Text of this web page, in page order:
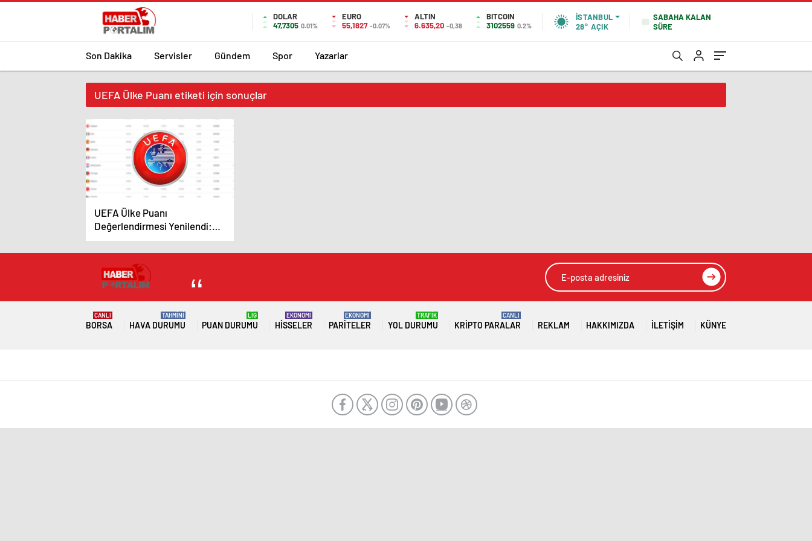
DOLAR
47,7305 0.01%
EURO
55,1827 -0.07%
ALTIN
6.635,20 -0,38
BITCOIN
3102559 0.2%
İSTANBUL
28° AÇIK
SABAHA KALAN
SÜRE
Son Dakika Servisler Gündem Spor Yazarlar
UEFA Ülke Puanı etiketi için sonuçlar
UEFA Ülke Puanı
Değerlendirmesi Yenilendi:
Türkiye Sıralamada Hangi İlk
Sırada Yer Alıyor?
BORSA
CANLI
HAVA DURUMU
TAHMİNİ
PUAN DURUMU
LİG
HISSELER
EKONOMİ
PARITELER
EKONOMİ
YOL DURUMU
TRAFİK
KRIPTO PARALAR
CANLI
REKLAM HAKKIMIZDA İLETIŞIM KÜNYE